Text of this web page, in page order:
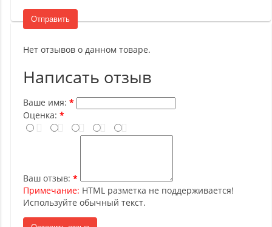
Отправить
Нет отзывов о данном товаре.
Написать отзыв
Ваше имя:
Оценка:
Ваш отзыв:
Примечание: HTML разметка не поддерживается!
Используйте обычный текст.